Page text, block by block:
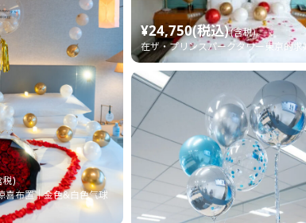
税)
喜布置｜金色&白色气球
¥24,750(税込)(含税)
在ザ・プリンスパークタワー東京的求